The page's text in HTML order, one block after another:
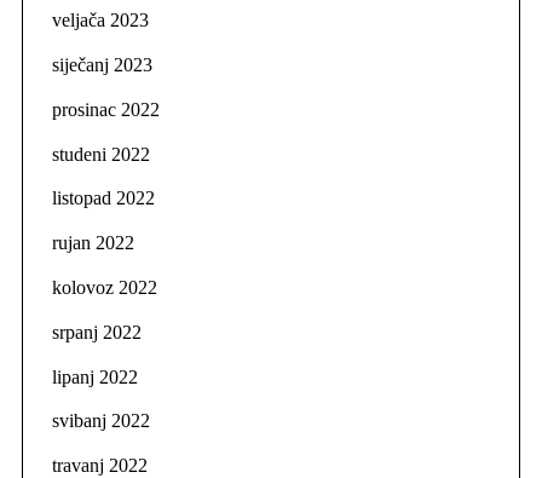
veljača 2023
siječanj 2023
prosinac 2022
studeni 2022
listopad 2022
rujan 2022
kolovoz 2022
srpanj 2022
lipanj 2022
svibanj 2022
travanj 2022